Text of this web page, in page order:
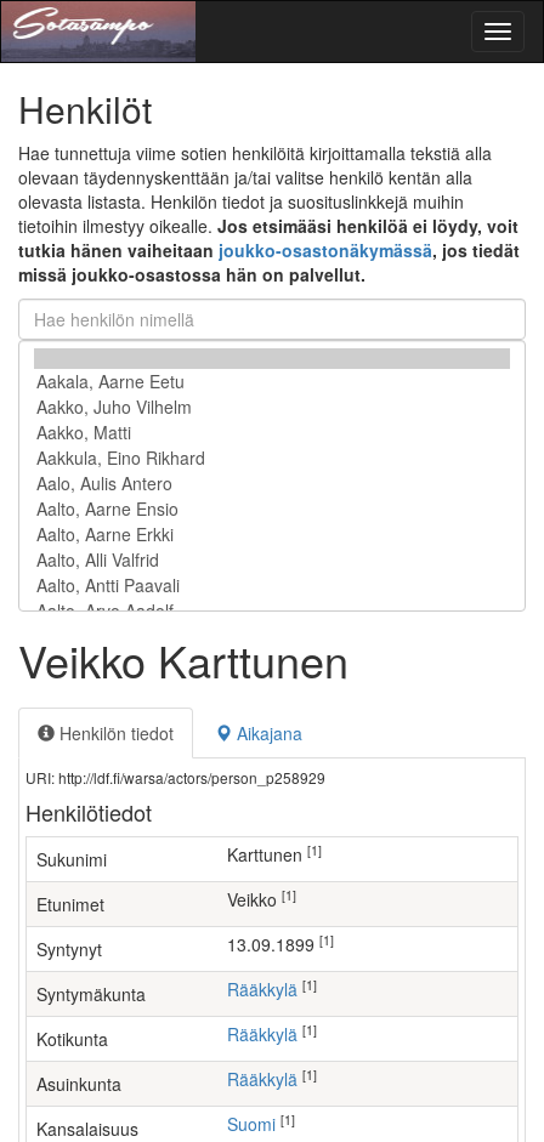
Henkilöt
Hae tunnettuja viime sotien henkilöitä kirjoittamalla tekstiä alla
olevaan täydennyskenttään ja/tai valitse henkilö kentän alla
olevasta listasta. Henkilön tiedot ja suosituslinkkejä muihin
tietoihin ilmestyy oikealle. Jos etsimääsi henkilöä ei löydy, voit
tutkia hänen vaiheitaan joukko-osastonäkymässä, jos tiedät
missä joukko-osastossa hän on palvellut.
Veikko Karttunen
Henkilön tiedot Aikajana
URI: http://ldf.fi/warsa/actors/person_p258929
Henkilötiedot
Sukunimi Karttunen [1]
Etunimet Veikko [1]
Syntynyt 13.09.1899 [1]
Syntymäkunta Rääkkylä [1]
Kotikunta Rääkkylä [1]
Asuinkunta Rääkkylä [1]
Kansalaisuus Suomi [1]